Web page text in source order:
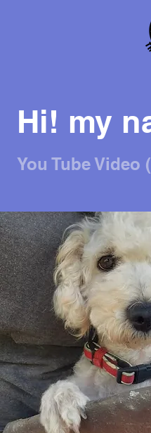
Hi! my
You Tube Video